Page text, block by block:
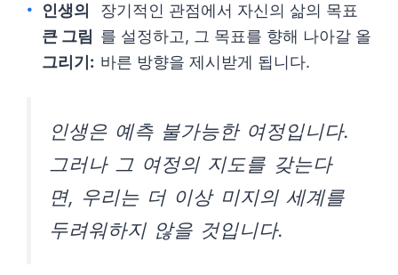
인생의
큰 그림
그리기:
장기적인 관점에서 자신의 삶의 목표
를 설정하고, 그 목표를 향해 나아갈 올
바른 방향을 제시받게 됩니다.
인생은 예측 불가능한 여정입니다.
그러나 그 여정의 지도를 갖는다
면, 우리는 더 이상 미지의 세계를
두려워하지 않을 것입니다.